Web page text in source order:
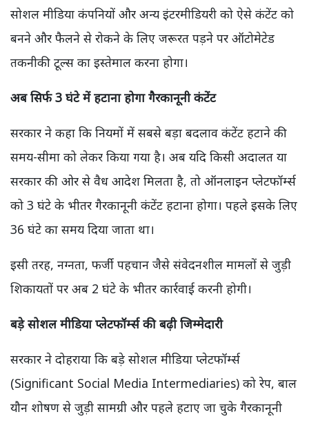
सोशल मीडिया कंपनियों और अन्य इंटरमीडियरी को ऐसे कंटेंट को
बनने और फैलने से रोकने के लिए जरूरत पड़ने पर ऑटोमेटेड
तकनीकी टूल्स का इस्तेमाल करना होगा।
अब सिर्फ 3 घंटे में हटाना होगा गैरकानूनी कंटेंट
सरकार ने कहा कि नियमों में सबसे बड़ा बदलाव कंटेंट हटाने की
समय-सीमा को लेकर किया गया है। अब यदि किसी अदालत या
सरकार की ओर से वैध आदेश मिलता है, तो ऑनलाइन प्लेटफॉर्म्स
को 3 घंटे के भीतर गैरकानूनी कंटेंट हटाना होगा। पहले इसके लिए
36 घंटे का समय दिया जाता था।
इसी तरह, नग्नता, फर्जी पहचान जैसे संवेदनशील मामलों से जुड़ी
शिकायतों पर अब 2 घंटे के भीतर कार्रवाई करनी होगी।
बड़े सोशल मीडिया प्लेटफॉर्म्स की बढ़ी जिम्मेदारी
सरकार ने दोहराया कि बड़े सोशल मीडिया प्लेटफॉर्म्स
(Significant Social Media Intermediaries) को रेप, बाल
यौन शोषण से जुड़ी सामग्री और पहले हटाए जा चुके गैरकानूनी